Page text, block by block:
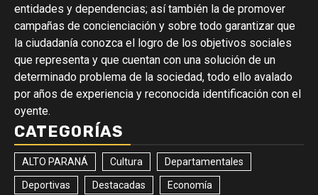
entidades y dependencias; así también la de promover
campañas de concienciación y sobre todo garantizar que
la ciudadanía conozca el logro de los objetivos sociales
que representa y que cuentan con una solución de un
determinado problema de la sociedad, todo ello avalado
por años de experiencia y reconocida identificación con el
oyente.
CATEGORÍAS
ALTO PARANÁ Cultura Departamentales
Deportivas Destacadas Economía